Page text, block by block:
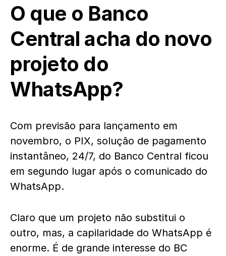
O que o Banco
Central acha do novo
projeto do
WhatsApp?
Com previsão para lançamento em
novembro, o PIX, solução de pagamento
instantâneo, 24/7, do Banco Central ficou
em segundo lugar após o comunicado do
WhatsApp.
Claro que um projeto não substitui o
outro, mas, a capilaridade do WhatsApp é
enorme. É de grande interesse do BC